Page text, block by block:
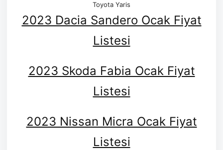
Toyota Yaris
2023 Dacia Sandero Ocak Fiyat
Listesi
2023 Skoda Fabia Ocak Fiyat
Listesi
2023 Nissan Micra Ocak Fiyat
Listesi